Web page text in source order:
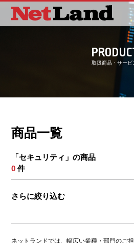
取扱商品・サービ
商品一覧
「セキュリティ」の商品
0 件
さらに絞り込む
ネットランドでは、幅広い業種・部門のご